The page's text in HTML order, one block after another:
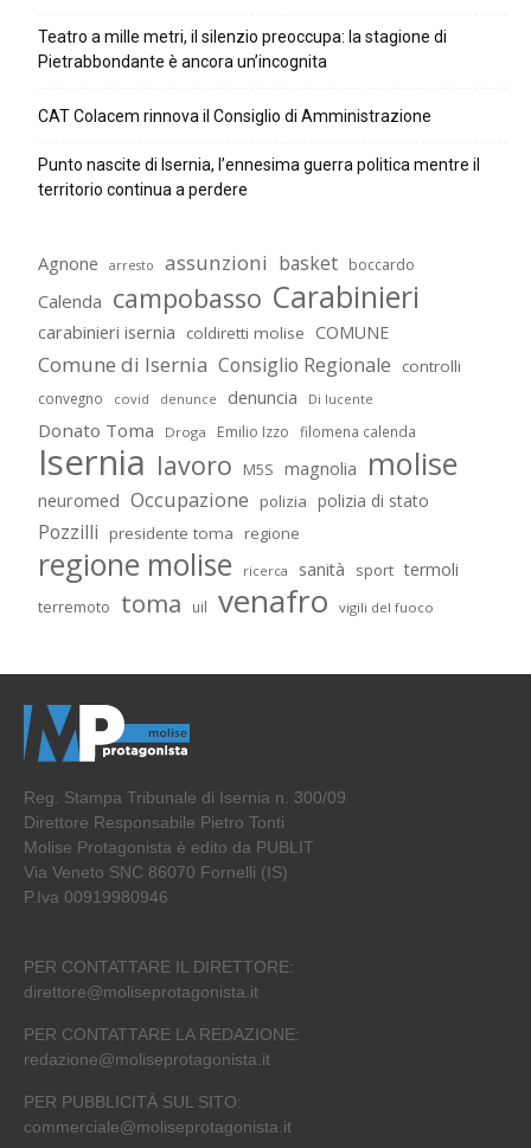
Teatro a mille metri, il silenzio preoccupa: la stagione di
Pietrabbondante è ancora un’incognita
CAT Colacem rinnova il Consiglio di Amministrazione
Punto nascite di Isernia, l’ennesima guerra politica mentre il
territorio continua a perdere
Agnone arresto assunzioni basket boccardo
Calenda campobasso Carabinieri
carabinieri isernia coldiretti molise COMUNE
Comune di Isernia Consiglio Regionale controlli
convegno covid denunce denuncia Di lucente
Donato Toma Droga Emilio Izzo filomena calenda
Isernia lavoro M5S magnolia molise
neuromed Occupazione polizia polizia di stato
Pozzilli presidente toma regione
regione molise ricerca sanità sport termoli
terremoto toma uil venafro vigili del fuoco
Reg. Stampa Tribunale di Isernia n. 300/09
Direttore Responsabile Pietro Tonti
Molise Protagonista è edito da PUBLIT
Via Veneto SNC 86070 Fornelli (IS)
P.Iva 00919980946
PER CONTATTARE IL DIRETTORE:
direttore@moliseprotagonista.it
PER CONTATTARE LA REDAZIONE:
redazione@moliseprotagonista.it
PER PUBBLICITÀ SUL SITO:
commerciale@moliseprotagonista.it